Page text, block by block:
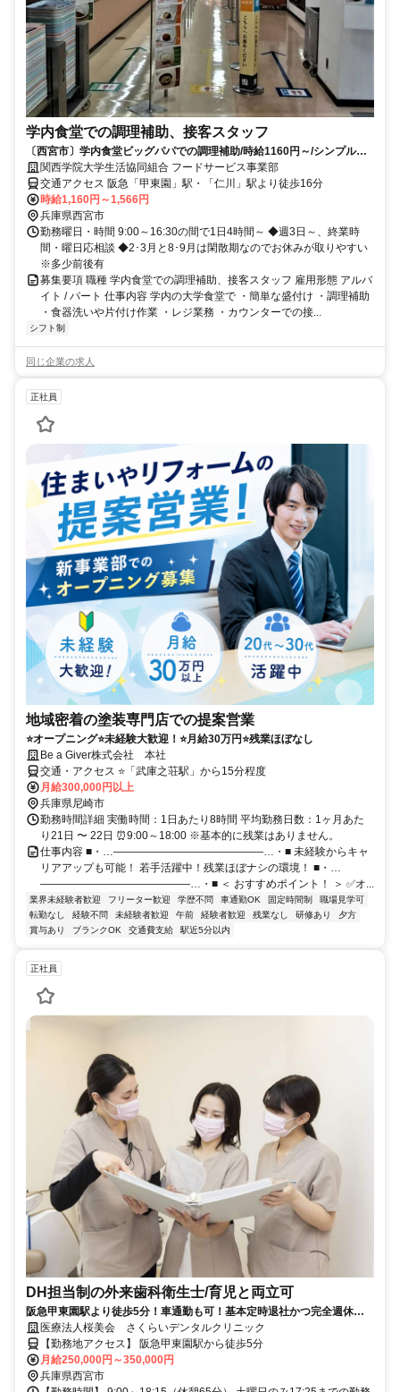
学内食堂での調理補助、接客スタッフ
〔西宮市〕学内食堂ビッグパパでの調理補助/時給1160円～/シンプルワ
ーク/未経験やブランクもOK
関西学院大学生活協同組合 フードサービス事業部
交通アクセス 阪急「甲東園」駅・「仁川」駅より徒歩16分
時給1,160円～1,566円
兵庫県西宮市
勤務曜日・時間 9:00～16:30の間で1日4時間～ ◆週3日～、終業時
間・曜日応相談 ◆2･3月と8･9月は閑散期なのでお休みが取りやすい
※多少前後有
募集要項 職種 学内食堂での調理補助、接客スタッフ 雇用形態 アルバ
イト / パート 仕事内容 学内の大学食堂で ・簡単な盛付け ・調理補助
・食器洗いや片付け作業 ・レジ業務 ・カウンターでの接...
シフト制
同じ企業の求人
正社員
地域密着の塗装専門店での提案営業
⭐オープニング⭐未経験大歓迎！⭐月給30万円⭐残業ほぼなし
Be a Giver株式会社 本社
交通・アクセス ⭐「武庫之荘駅」から15分程度
月給300,000円以上
兵庫県尼崎市
勤務時間詳細 実働時間：1日あたり8時間 平均勤務日数：1ヶ月あた
り21日 〜 22日 ⏰9:00～18:00 ※基本的に残業はありません。
仕事内容 ■・…――――――――――――――…・■ 未経験からキャ
リアアップも可能！ 若手活躍中！残業ほぼナシの環境！ ■・…
――――――――――――――…・■ ＜ おすすめポイント！ ＞ ✅オ...
業界未経験者歓迎 フリーター歓迎 学歴不問 車通勤OK 固定時間制
職場見学可
転勤なし
経験不問 未経験者歓迎 午前 経験者歓迎 残業なし 研修あり
夕方
賞与あり
ブランクOK 交通費支給 駅近5分以内
正社員
DH担当制の外来歯科衛生士/育児と両立可
阪急甲東園駅より徒歩5分！車通勤も可！基本定時退社かつ完全週休二
日制で勤務可能です！
医療法人桜美会 さくらいデンタルクリニック
【勤務地アクセス】 阪急甲東園駅から徒歩5分
月給250,000円～350,000円
兵庫県西宮市